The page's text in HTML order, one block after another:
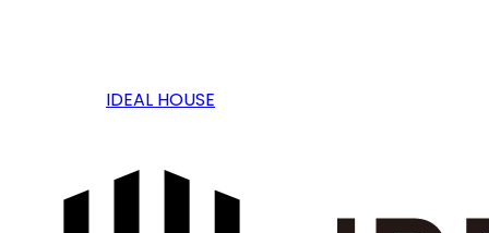
IDEAL HOUSE